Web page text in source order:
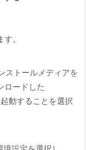
。
ストールメディアを
ロードした
動することを選択